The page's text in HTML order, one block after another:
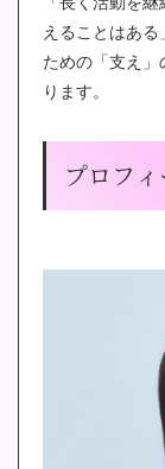
えることはあ
ための「支え
ります。
プロフ